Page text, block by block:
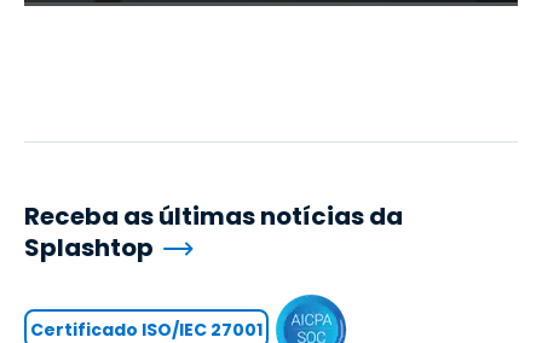
Receba as últimas notícias da
Splashtop
Certificado ISO/IEC 27001